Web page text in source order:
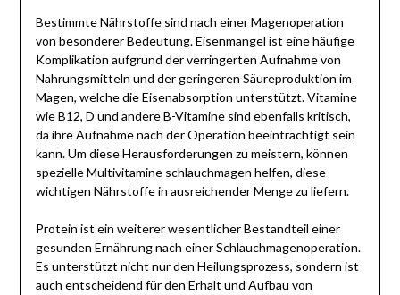
Bestimmte Nährstoffe sind nach einer Magenoperation
von besonderer Bedeutung. Eisenmangel ist eine häufige
Komplikation aufgrund der verringerten Aufnahme von
Nahrungsmitteln und der geringeren Säureproduktion im
Magen, welche die Eisenabsorption unterstützt. Vitamine
wie B12, D und andere B-Vitamine sind ebenfalls kritisch,
da ihre Aufnahme nach der Operation beeinträchtigt sein
kann. Um diese Herausforderungen zu meistern, können
spezielle Multivitamine schlauchmagen helfen, diese
wichtigen Nährstoffe in ausreichender Menge zu liefern.
Protein ist ein weiterer wesentlicher Bestandteil einer
gesunden Ernährung nach einer Schlauchmagenoperation.
Es unterstützt nicht nur den Heilungsprozess, sondern ist
auch entscheidend für den Erhalt und Aufbau von